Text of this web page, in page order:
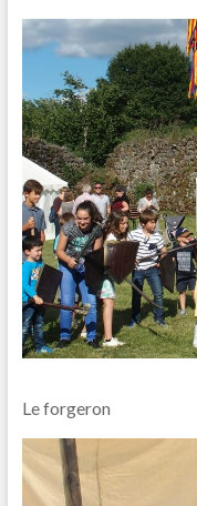
Le forgeron